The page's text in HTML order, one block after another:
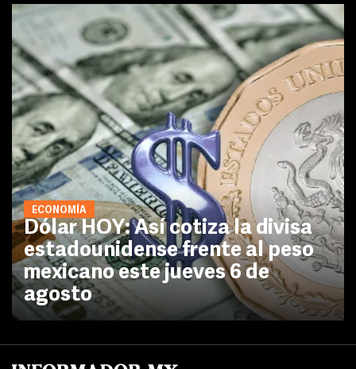
ECONOMÍA
Dólar HOY: Así cotiza la divisa
estadounidense frente al peso
mexicano este jueves 6 de
agosto